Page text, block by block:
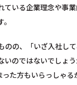
ている企業理念や事
のの、「いざ入社し
いのではないでしょ
た方もいらっしゃる